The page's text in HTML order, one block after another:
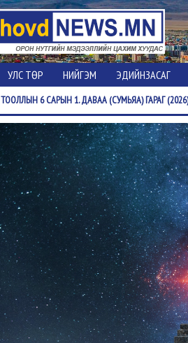
УЛС ТӨР НИЙГЭМ ЭДИЙНЗАСАГ
ТООЛЛЫН 6 САРЫН 1. ДАВАА (СУМЬЯА) ГАРАГ (2026)